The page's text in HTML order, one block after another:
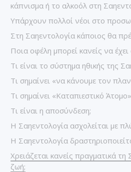
κάπνισμα ή το αλκοόλ στη
Υπάρχουν πολλοί νέοι στο
Στη Σαηεντολογία κάποιος θα
Ποια οφέλη μπορεί κανείς να
Τι είναι το σύστημα ηθικής της
Τι σημαίνει «να κάνουμε τον
Τι σημαίνει «Καταπιεστικό
Τι είναι η αποσύνδεση;
Η Σαηεντολογία ασχολείται με
Η Σαηεντολογία
Χρειάζεται κανείς πραγματικά
ζωή;